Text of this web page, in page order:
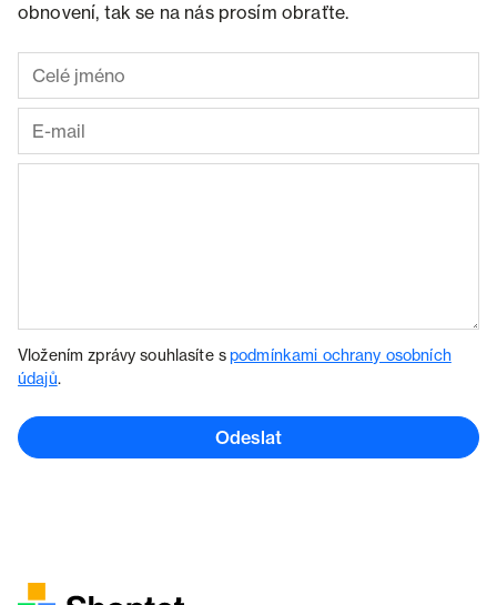
obnovení, tak se na nás prosím obraťte.
Vložením zprávy souhlasíte spodmínkami ochrany osobních
údajů.
Odeslat